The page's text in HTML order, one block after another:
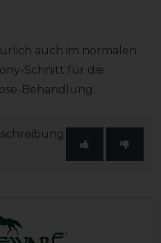
auch im normalen
Schnitt für die
Behandlung.